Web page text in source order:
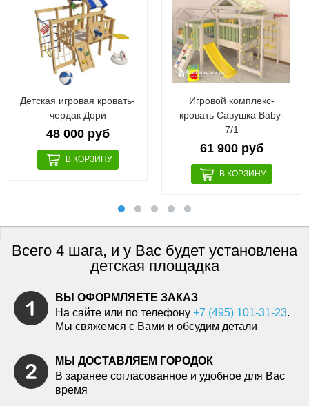
Детская игровая кровать-
чердак Дори
48 000 руб
Игровой комплекс-
кровать Савушка Baby-
7/1
61 900 руб
Всего 4 шага, и у Вас будет установлена
детская площадка
ВЫ ОФОРМЛЯЕТЕ ЗАКАЗ
На сайте или по телефону +7 (495) 101-31-23.
Мы свяжемся с Вами и обсудим детали
МЫ ДОСТАВЛЯЕМ ГОРОДОК
В заранее согласованное и удобное для Вас
время